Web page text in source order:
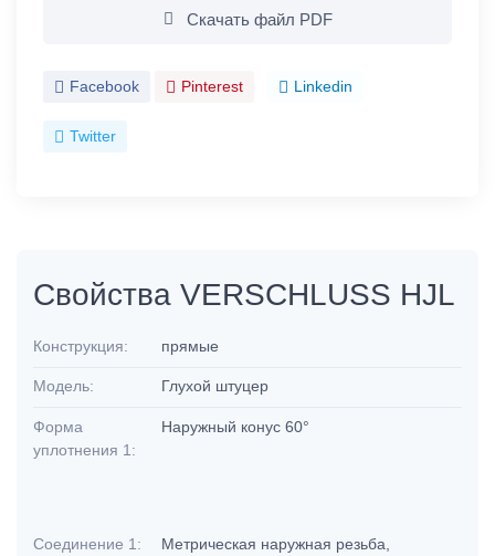
Скачать файл PDF
Facebook Pinterest Linkedin
Twitter
Свойства VERSCHLUSS HJL
Конструкция: прямые
Модель: Глухой штуцер
Форма
уплотнения 1:
Наружный конус 60°
Соединение 1:
Метрическая наружная резьба,